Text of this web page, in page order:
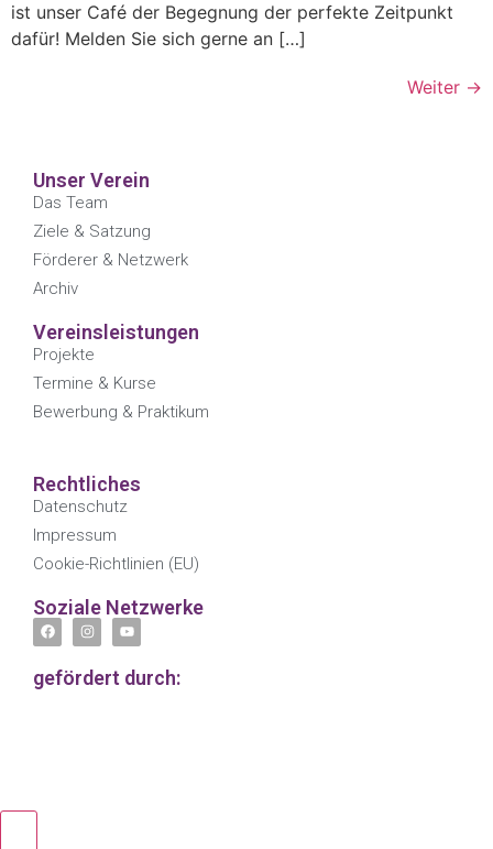
ist unser Café der Begegnung der perfekte Zeitpunkt
dafür! Melden Sie sich gerne an […]
Weiter →
Unser Verein
Das Team
Ziele & Satzung
Förderer & Netzwerk
Archiv
Vereinsleistungen
Projekte
Termine & Kurse
Bewerbung & Praktikum
Rechtliches
Datenschutz
Impressum
Cookie-Richtlinien (EU)
Soziale Netzwerke
gefördert durch: